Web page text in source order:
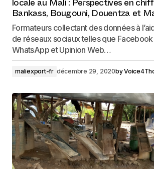
locale au Mali : Perspectives en
Bankass, Bougouni, Douentza et
Formateurs collectant des données à
de réseaux sociaux telles que
WhatsApp et Upinion Web…
maliexport-fr décembre 29, 2020by